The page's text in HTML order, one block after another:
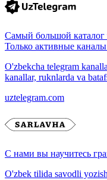
Самый большой каталог
Только активные
O'zbekcha telegram
kanallar, ruknlarda va
uztelegram.com
С нами вы научитесь
O'zbek tilida savodli